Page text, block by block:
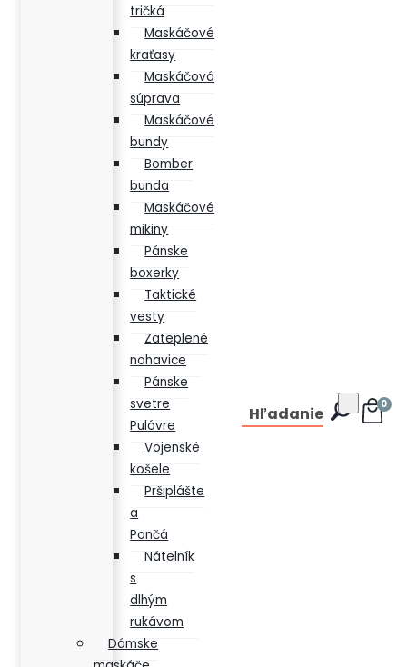
tričká
Maskáčové
kraťasy
Maskáčová
súprava
Maskáčové
bundy
Bomber
bunda
Maskáčové
mikiny
Pánske
boxerky
Taktické
vesty
Zateplené
nohavice
Pánske
svetre
Pulóvre
Vojenské
košele
Pršiplášte
a
Pončá
Nátelník
s
dlhým
rukávom
Dámske
Hľadanie 0